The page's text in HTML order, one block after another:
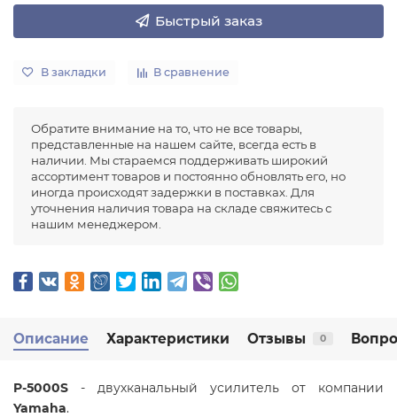
Быстрый заказ
В закладки В сравнение
Обратите внимание на то, что не все товары,
представленные на нашем сайте, всегда есть в
наличии. Мы стараемся поддерживать широкий
ассортимент товаров и постоянно обновлять его, но
иногда происходят задержки в поставках. Для
уточнения наличия товара на складе свяжитесь с
нашим менеджером.
Описание Характеристики Отзывы 0
P-5000S - двухканальный усилитель от компании
Yamaha.